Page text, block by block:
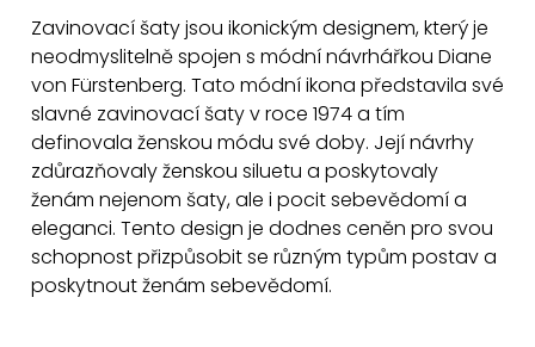
r
v
k
y
v
ý
p
i
s
Zavinovací šaty jsou ikonickým designem, který je
neodmyslitelně spojen s módní návrhářkou Diane
von Fürstenberg. Tato módní ikona představila své
slavné zavinovací šaty v roce 1974 a tím
definovala ženskou módu své doby. Její návrhy
zdůrazňovaly ženskou siluetu a poskytovaly
ženám nejenom šaty, ale i pocit sebevědomí a
eleganci. Tento design je dodnes ceněn pro svou
schopnost přizpůsobit se různým typům postav a
poskytnout ženám sebevědomí.